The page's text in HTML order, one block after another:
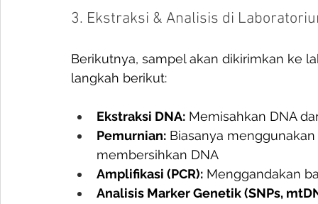
3. Ekstraksi & Analisis di
Berikutnya, sampel akan dikirimkan ke
langkah berikut:
Ekstraksi DNA: Memisahkan DNA
Pemurnian: Biasanya
membersihkan DNA
Amplifikasi (PCR): Menggandakan
Analisis Marker Genetik (SNPs,